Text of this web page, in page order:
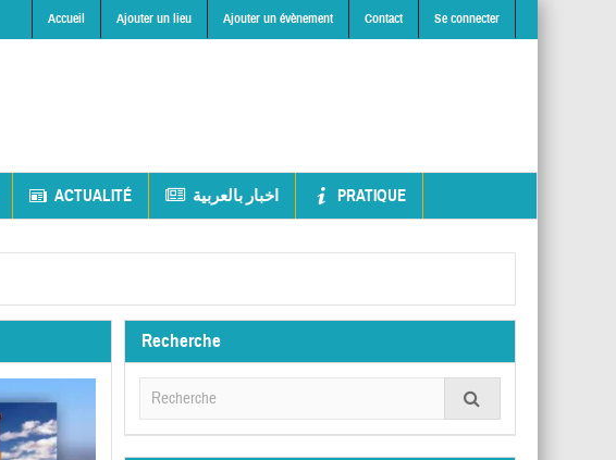
Accueil Ajouter un lieu Ajouter un évènement Contact Se connecter
ACTUALITÉ اخبار بالعربية PRATIQUE
Recherche